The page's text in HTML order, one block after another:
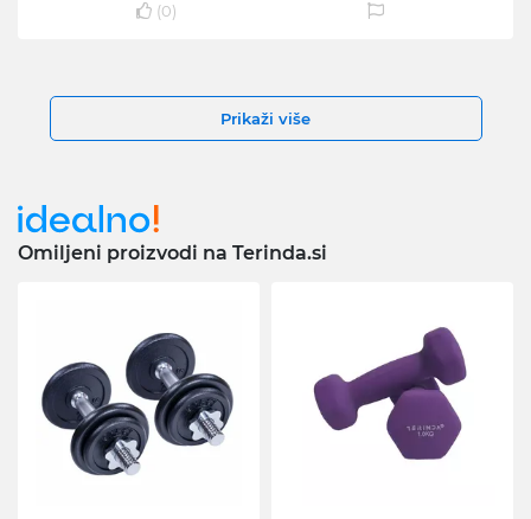
(0)
Prikaži više
Omiljeni proizvodi na Terinda.si